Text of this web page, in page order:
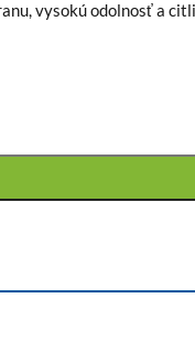
vysokú odolnosť a